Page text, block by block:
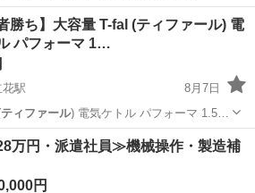
駅 キッチン家電
勝ち】大容量 T-fal (ティファール) 電
パフォーマ 1…
駅
8月7日
ティファール) 電気ケトル パフォーマ 1.5…
キッチン家電
万円・派遣社員≫機械操作・製造補
円